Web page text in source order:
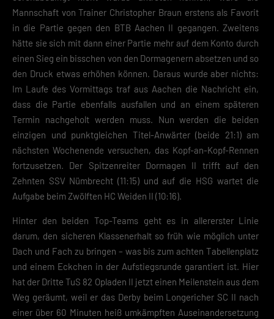
Mannschaft von Trainer Christopher Braun erstens als Favorit
in die Partie gegen den BTB Aachen II gegangen. Zweitens
hätte sie sich mit dann einer Partie mehr auf dem Konto durch
einen Sieg ein bisschen von den Dormagenern absetzen und so
den Druck etwas erhöhen können. Daraus wurde aber nichts:
Im Laufe des Vormittags traf aus Aachen die Nachricht ein,
dass die Partie ebenfalls ausfallen und an einem späteren
Termin nachgeholt werden muss. Nun werden die beiden
einzigen und punktgleichen Titel-Anwärter (beide 21:1) am
nächsten Wochenende versuchen, das Kopf-an-Kopf-Rennen
fortzusetzen. Der Spitzenreiter Dormagen II trifft auf den
Zehnten SSV Nümbrecht (11:15) und auf die HSG wartet die
Aufgabe beim Zwölften HC Weiden II (10:16).
Hinter den beiden Top-Teams geht es in allererster Linie
darum, den sicheren Klassenerhalt so früh wie möglich unter
Dach und Fach zu bringen – was bis zum achten Tabellenplatz
und einem Eckchen in der Aufstiegsrunde garantiert ist. Hier
hat der Dritte TuS 82 Opladen II jetzt einen Meilenstein aus dem
Weg geräumt, weil er das Derby beim Longericher SC II nach
einer über 60 Minuten heiß umkämpften Auseinandersetzung